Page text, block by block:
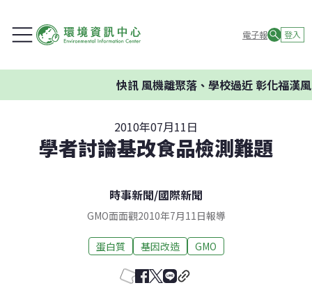
電子報 登入
快訊風機離聚落、學校過近 彰化福漢風
2010年07月11日
學者討論基改食品檢測難題
時事新聞/國際新聞
GMO面面觀2010年7月11日報導
蛋白質 基因改造 GMO